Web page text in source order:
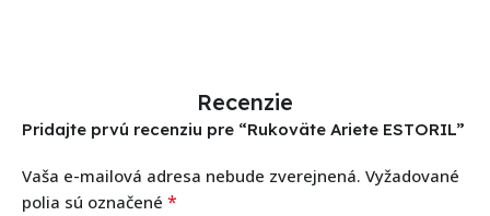
Recenzie
Pridajte prvú recenziu pre “Rukoväte Ariete ESTORIL”
Vaša e-mailová adresa nebude zverejnená. Vyžadované
polia sú označené *